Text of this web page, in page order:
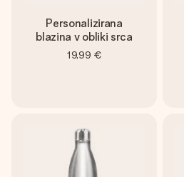
Personalizirana
blazina v obliki srca
19,99 €